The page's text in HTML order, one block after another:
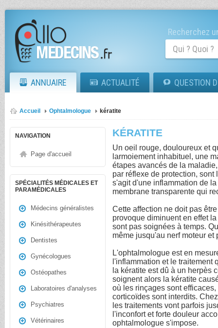
Recherchez
ANNUAIRE ACTUALITÉ QUESTION
Accueil Ophtalmologue kératite
NAVIGATION
Page d'accueil
SPÉCIALITÉS MÉDICALES ET
PARAMÉDICALES
Médecins généralistes
Kinésithérapeutes
Dentistes
Gynécologues
Ostéopathes
Laboratoires d'analyses
Psychiatres
Vétérinaires
KÉRATITE
Un oeil rouge, douloureux et
larmoiement inhabituel, une
étapes avancés de la
par réflexe de protection,
s'agit d'une inflammation de
membrane transparente qui
Cette affection ne doit pas
provoque diminuent en effet
sont pas soignées à temps.
même jusqu'au nerf moteur
L'ophtalmologue est en
l'inflammation et le traitement
la kératite est dû à un herpès
soignent alors la kératite
où les rinçages sont
corticoïdes sont interdits.
les traitements vont parfois
l'inconfort et forte douleur
ophtalmologue s'impose.